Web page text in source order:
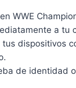
WWE
a tu
dispositivos
de identidad